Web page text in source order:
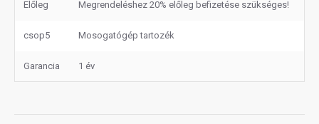
Előleg Megrendeléshez 20% előleg befizetése szükséges!
csop5 Mosogatógép tartozék
Garancia 1 év